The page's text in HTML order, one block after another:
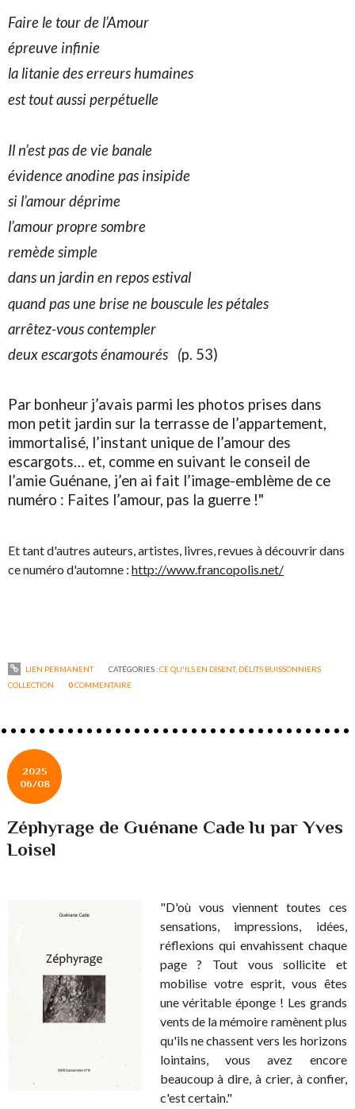
Faire le tour de l’Amour
épreuve infinie
la litanie des erreurs humaines
esttout aussi perpétuelle
Il n’est pas de vie banale
évidenceanodine pas insipide
si l’amour déprime
l’amourpropre sombre
remèdesimple
dans un jardin en repos estival
quandpas une brise ne bouscule les pétales
arrêtez-vous contempler
deuxescargots énamourés (p. 53)
Par bonheur j’avais parmi les photos prises dans
mon petit jardin sur la terrasse de l’appartement,
immortalisé, l’instant unique de l’amour des
escargots… et, comme en suivant le conseil de
l’amie Guénane, j’en ai fait l’image-emblème de ce
numéro : Faites l’amour, pas la guerre !"
Et tant d'autres auteurs, artistes, livres, revues à découvrir dans
ce numéro d'automne :http://www.francopolis.net/
LIEN PERMANENT CATÉGORIES :CE QU'ILS EN DISENT, DÉLITS BUISSONNIERS
COLLECTION
0COMMENTAIRE
2025
06/08
Zéphyrage de Guénane Cade lu par Yves
Loisel
"D'où vous viennent toutes ces
sensations, impressions, idées,
réflexions qui envahissent chaque
page ? Tout vous sollicite et
mobilise votre esprit, vous êtes
une véritable éponge ! Les grands
vents de la mémoire ramènent plus
qu'ils ne chassent vers les horizons
lointains, vous avez encore
beaucoup à dire, à crier, à confier,
c'est certain."